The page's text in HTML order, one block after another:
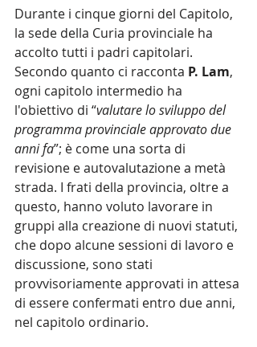
Durante i cinque giorni del Capitolo,
la sede della Curia provinciale ha
accolto tutti i padri capitolari.
Secondo quanto ci racconta P. Lam,
ogni capitolo intermedio ha
l'obiettivo di “valutare lo sviluppo del
programma provinciale approvato due
anni fa”; è come una sorta di
revisione e autovalutazione a metà
strada. I frati della provincia, oltre a
questo, hanno voluto lavorare in
gruppi alla creazione di nuovi statuti,
che dopo alcune sessioni di lavoro e
discussione, sono stati
provvisoriamente approvati in attesa
di essere confermati entro due anni,
nel capitolo ordinario.